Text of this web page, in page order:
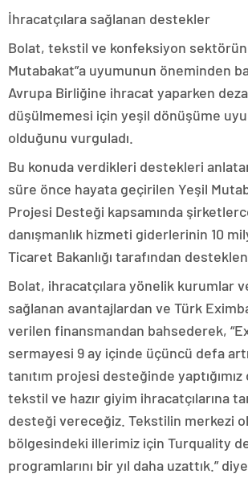
İhracatçılara sağlanan destekler
Bolat, tekstil ve konfeksiyon
Mutabakat”a uyumunun öneminden
Avrupa Birliğine ihracat yaparken
düşülmemesi için yeşil dönüşüme
olduğunu vurguladı.
Bu konuda verdikleri destekleri
süre önce hayata geçirilen Yeşil
Projesi Desteği kapsamında
danışmanlık hizmeti giderlerinin 10
Ticaret Bakanlığı tarafından
Bolat, ihracatçılara yönelik kurumlar
sağlanan avantajlardan ve Türk
verilen finansmandan bahsederek,
sermayesi 9 ay içinde üçüncü defa
tanıtım projesi desteğinde
tekstil ve hazır giyim ihracatçılarına
desteği vereceğiz. Tekstilin merkezi
bölgesindeki illerimiz için Turquality
programlarını bir yıl daha uzattık.”